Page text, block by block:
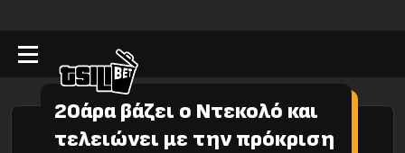
20άρα βάζει ο Ντεκολό και
τελειώνει με την πρόκριση